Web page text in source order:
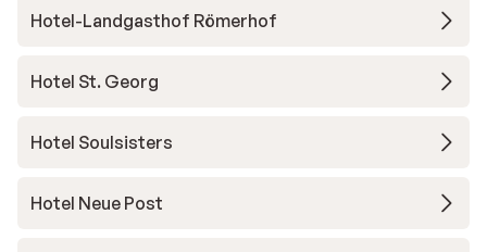
Hotel-Landgasthof Römerhof
Hotel St. Georg
Hotel Soulsisters
Hotel Neue Post